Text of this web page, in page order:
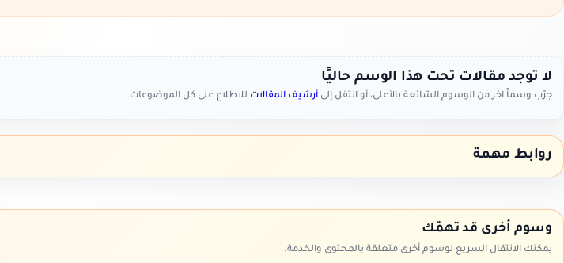
لا توجد مقالات تحت هذا الوسم حاليًا
جرّب وسماً آخر من الوسوم الشائعة بالأعلى، أو انتقل إلى أرشيف المقالات للاطلاع على كل الموضوعات.
روابط مهمة
وسوم أخرى قد تهمّك
يمكنك الانتقال السريع لوسوم أخرى متعلقة بالمحتوى والخدمة.